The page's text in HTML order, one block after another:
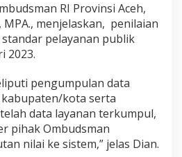
RI Provinsi Aceh,
MPA., menjelaskan, penilaian
pelayanan publik
2023.
pengumpulan data
kota serta
data layanan terkumpul,
pihak Ombudsman
nilai ke sistem,” jelas Dian.